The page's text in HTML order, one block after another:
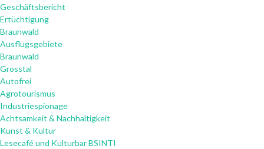
Geschäftsbericht
Ertüchtigung
Braunwald
Ausflugsgebiete
Braunwald
Grosstal
Autofrei
Agrotourismus
Industriespionage
Achtsamkeit & Nachhaltigkeit
Kunst & Kultur
Lesecafé und Kulturbar BSINTI